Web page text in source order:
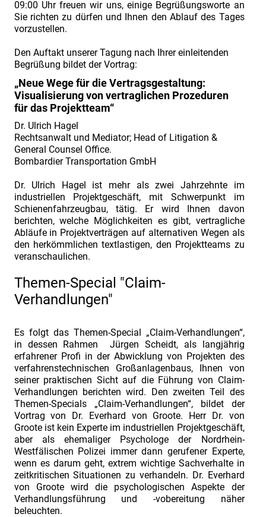
09:00 Uhr freuen wir uns, einige Begrüßungsworte an
Sie richten zu dürfen und Ihnen den Ablauf des Tages
vorzustellen.
Den Auftakt unserer Tagung nach Ihrer einleitenden
Begrüßung bildet der Vortrag:
„Neue Wege für die Vertragsgestaltung:
Visualisierung von vertraglichen Prozeduren
für das Projektteam“
Dr. Ulrich Hagel
Rechtsanwalt und Mediator; Head of Litigation &
General Counsel Office.
Bombardier Transportation GmbH
Dr. Ulrich Hagel ist mehr als zwei Jahrzehnte im
industriellen Projektgeschäft, mit Schwerpunkt im
Schienenfahrzeugbau, tätig. Er wird Ihnen davon
berichten, welche Möglichkeiten es gibt, vertragliche
Abläufe in Projektverträgen auf alternativen Wegen als
den herkömmlichen textlastigen, den Projektteams zu
veranschaulichen.
Themen-Special "Claim-
Verhandlungen"
Es folgt das Themen-Special „Claim-Verhandlungen“,
in dessen Rahmen Jürgen Scheidt, als langjährig
erfahrener Profi in der Abwicklung von Projekten des
verfahrenstechnischen Großanlagenbaus, Ihnen von
seiner praktischen Sicht auf die Führung von Claim-
Verhandlungen berichten wird. Den zweiten Teil des
Themen-Specials „Claim-Verhandlungen“, bildet der
Vortrag von Dr. Everhard von Groote. Herr Dr. von
Groote ist kein Experte im industriellen Projektgeschäft,
aber als ehemaliger Psychologe der Nordrhein-
Westfälischen Polizei immer dann gerufener Experte,
wenn es darum geht, extrem wichtige Sachverhalte in
zeitkritischen Situationen zu verhandeln. Dr. Everhard
von Groote wird die psychologischen Aspekte der
Verhandlungsführung und -vobereitung näher
beleuchten.
Claim
Management“
02./
03.07.2019".
Vorstellung
Fachreferent
Herr
Florian
Cahn
„Industriefokus
2019:
Contract
&
Claim
am
02./
Vorstellung
Fachreferent
Herr
Dr.
Ulrich
Hagel
Fachtagung
„Industriefokus
2019:
Contract
&